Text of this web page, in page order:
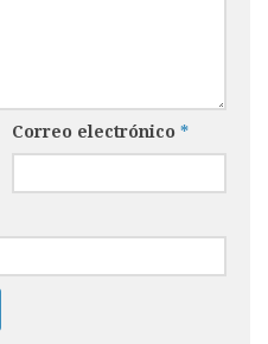
Correo electrónico *